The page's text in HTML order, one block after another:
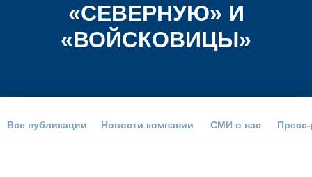
«СЕВЕРНУЮ» И
«ВОЙСКОВИЦЫ»
Все публикации Новости компании СМИ о нас